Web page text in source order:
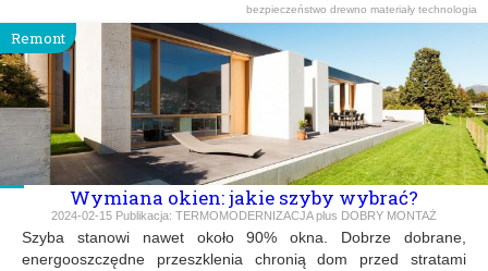
bezpieczeństwo drewno materiały technologia
Remont
Wymiana okien: jakie szyby wybrać?
2024-02-15 Publikacja: TERMOMODERNIZACJA plus DOBRY MONTAŻ
Szyba stanowi nawet około 90% okna. Dobrze dobrane,
energooszczędne przeszklenia chronią dom przed stratami